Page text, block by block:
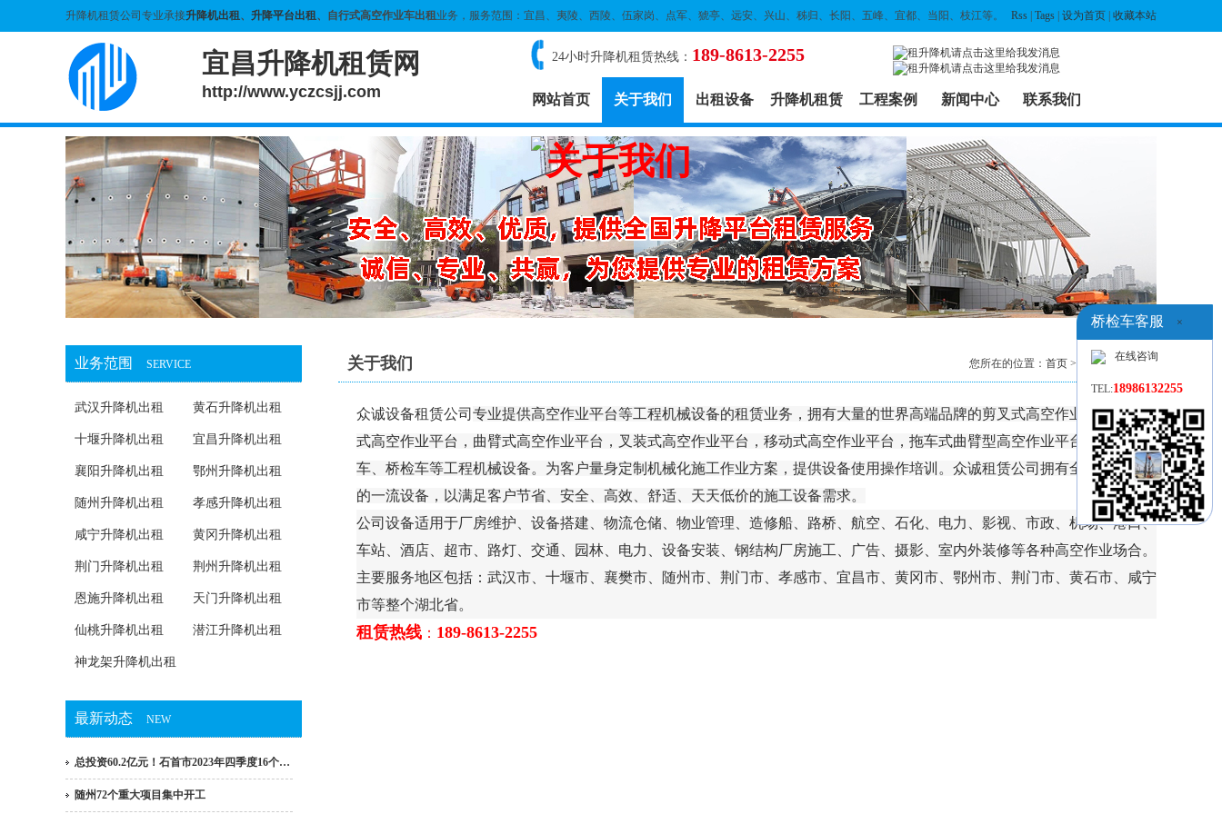
升降机租赁公司专业承接升降机出租、 升降平台出租、自行式高空作业车出租业务，服务范围：宜昌、夷陵、西陵、伍家岗、点军、猇亭、远安、兴山、秭归、长阳、五峰、宜都、当阳、枝江等。 Rss Tags 设为首页 收藏本站
宜昌升降机租赁网
http://www.yczcsjj.com
24小时升降机租赁热线： 189-8613-2255
网站首页 关于我们 出租设备 升降机租赁 工程案例 新闻中心 联系我们
业务范围 SERVICE
武汉升降机出租 黄石升降机出租
十堰升降机出租 宜昌升降机出租
襄阳升降机出租 鄂州升降机出租
随州升降机出租 孝感升降机出租
咸宁升降机出租 黄冈升降机出租
荆门升降机出租 荆州升降机出租
恩施升降机出租 天门升降机出租
仙桃升降机出租 潜江升降机出租
神龙架升降机出租
最新动态 NEW
总投资60.2亿元！石首市2023年四季度16个…
随州72个重大项目集中开工
您所在的位置： 首页 > 关于我们> 内容
关于我们
众诚设备租赁公司 专业提供高空作业平台等工程机械设备的租赁业务，拥有大量的世界高端品牌的剪叉式高空作业平台，直臂
式高空作业平台，曲臂式高空作业平台，叉装式高空作业平台，移动式高空作业平台，拖车式曲臂型高空作业平台，高空作业
车、桥检车等工程机械设备。为客户量身定制机械化施工作业方案，提供设备使用操作培训。众诚租赁公司拥有全球高端品牌
的一流设备，以满足客户节省、安全、高效、舒适、天天低价的施工设备需求。
公司设备适用于厂房维护、设备搭建、物流仓储、物业管理、造修船、路桥、航空、石化、电力、影视、市政、机场、港口、
车站、酒店、超市、路灯、交通、园林、电力、设备安装、钢结构厂房施工、广告、摄影、室内外装修等各种高空作业场合。
主要服务地区包括：武汉市、十堰市、襄樊市、随州市、荆门市、孝感市、宜昌市、黄冈市、鄂州市、荆门市、黄石市、咸宁
市等整个湖北省。
租赁热线 ： 189-8613-2255
桥检车客服 ×
在线咨询
TEL:18986132255